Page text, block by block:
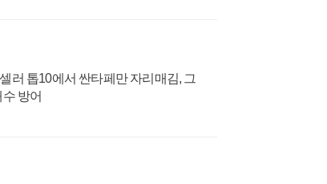
러 톱10에서 싼타페만 자리매김, 그
방어